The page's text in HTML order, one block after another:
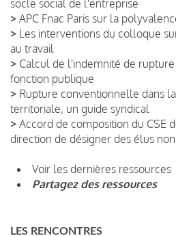
socle social de l'entreprise
> APC Fnac Paris sur la
> Les interventions du colloque
au travail
> Calcul de l'indemnité de
fonction publique
> Rupture conventionnelle dans
territoriale, un guide syndical
> Accord de composition du CSE
direction de désigner des élus
Voir les dernières ressources
Partagez des ressources
LES RENCONTRES